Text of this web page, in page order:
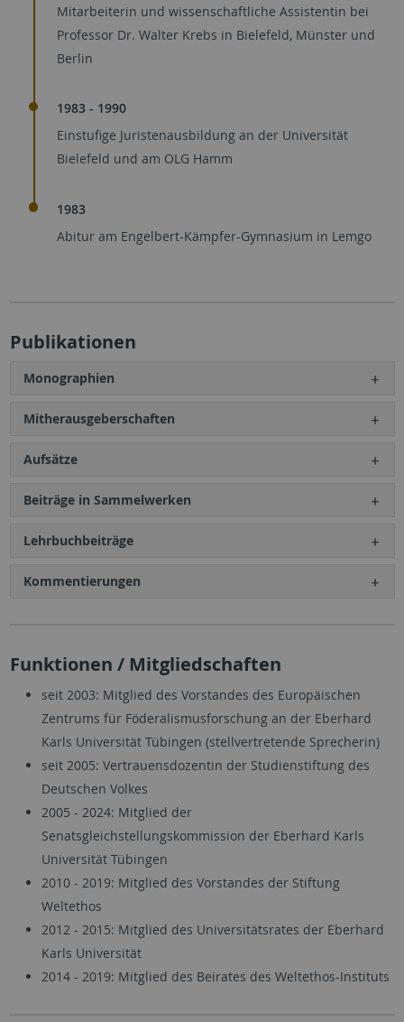
Mitarbeiterin und wissenschaftliche Assistentin bei
Professor Dr. Walter Krebs in Bielefeld, Münster und
Berlin
1983 - 1990
Einstufige Juristenausbildung an der Universität
Bielefeld und am OLG Hamm
1983
Abitur am Engelbert-Kämpfer-Gymnasium in Lemgo
Publikationen
Monographien
Mitherausgeberschaften
Aufsätze
Beiträge in Sammelwerken
Lehrbuchbeiträge
Kommentierungen
Funktionen / Mitgliedschaften
seit 2003: Mitglied des Vorstandes des Europäischen
Zentrums für Föderalismusforschung an der Eberhard
Karls Universität Tübingen (stellvertretende Sprecherin)
seit 2005: Vertrauensdozentin der Studienstiftung des
Deutschen Volkes
2005 - 2024: Mitglied der
Senatsgleichstellungskommission der Eberhard Karls
Universität Tübingen
2010 - 2019: Mitglied des Vorstandes der Stiftung
Weltethos
2012 - 2015: Mitglied des Universitätsrates der Eberhard
Karls Universität
2014 - 2019: Mitglied des Beirates des Weltethos-Instituts